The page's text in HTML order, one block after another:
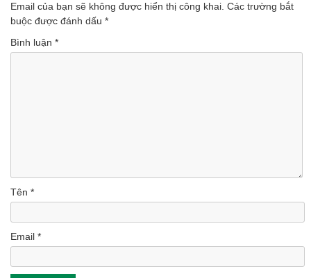
(Lượt nghe: 46)
Email của bạn sẽ không được hiển thị công khai. Các trường bắt
buộc được đánh dấu *
Bình luận *
Tên *
Email *